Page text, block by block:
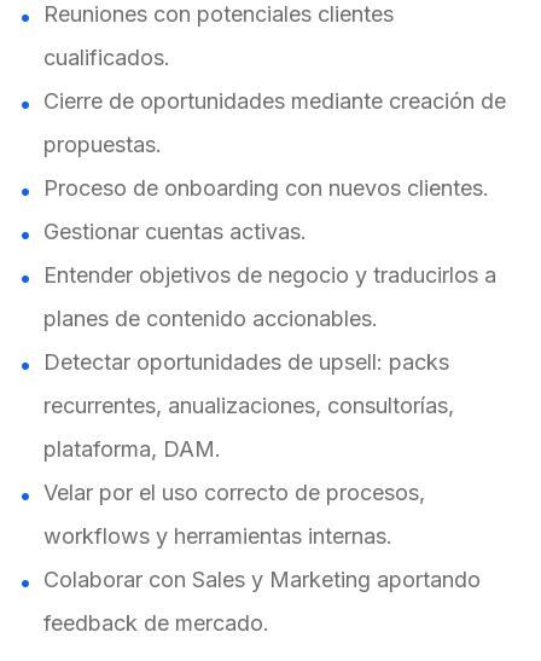
Reuniones con potenciales clientes
cualificados.
Cierre de oportunidades mediante creación de
propuestas.
Proceso de onboarding con nuevos clientes.
Gestionar cuentas activas.
Entender objetivos de negocio y traducirlos a
planes de contenido accionables.
Detectar oportunidades de upsell: packs
recurrentes, anualizaciones, consultorías,
plataforma, DAM.
Velar por el uso correcto de procesos,
workflows y herramientas internas.
Colaborar con Sales y Marketing aportando
feedback de mercado.